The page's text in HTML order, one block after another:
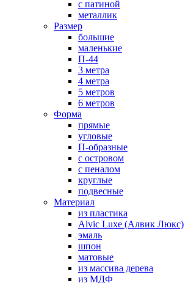
с патиной
металлик
Размер
большие
маленькие
П-44
3 метра
4 метра
5 метров
6 метров
Форма
прямые
угловые
П-образные
с островом
с пеналом
круглые
подвесные
Материал
из пластика
Alvic Luxe (Алвик Люкс)
эмаль
шпон
матовые
из массива дерева
из МДФ